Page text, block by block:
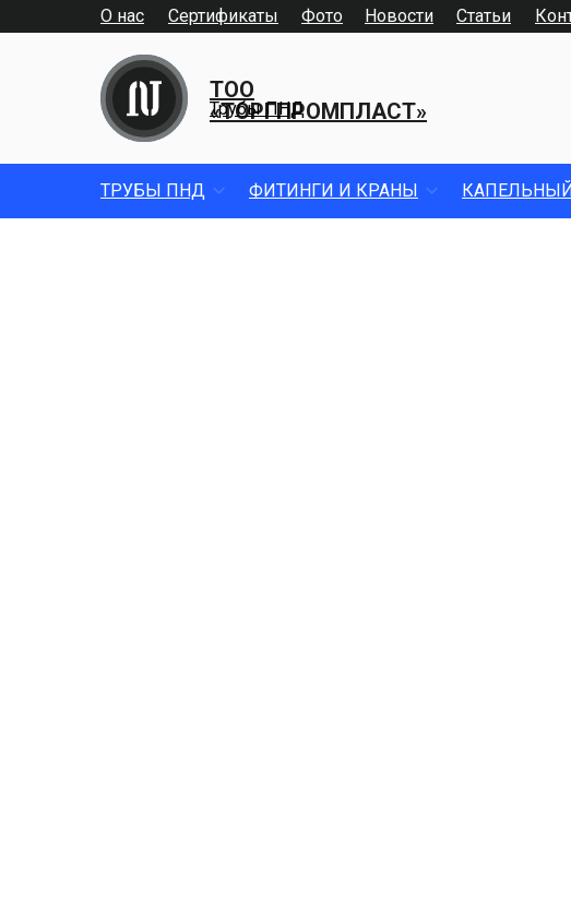
О нас Фото
Сертификаты Новости Статьи
ТОО
«ТОРГПРОМПЛАСТ»
Трубы ПНД
ТРУБЫ ПНД ФИТИНГИ И КРАНЫ